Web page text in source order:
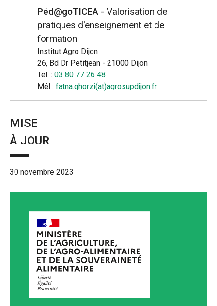
Péd@goTICEA - Valorisation de
pratiques d'enseignement et de
formation
Institut Agro Dijon
26, Bd Dr Petitjean - 21000 Dijon
Tél. : 03 80 77 26 48
Mél : fatna.ghorzi(at)agrosupdijon.fr
MISE
À JOUR
30 novembre 2023